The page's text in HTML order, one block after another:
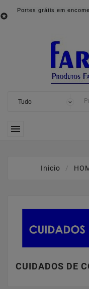

Portes grátis em

Inicio
CUIDADOS DE